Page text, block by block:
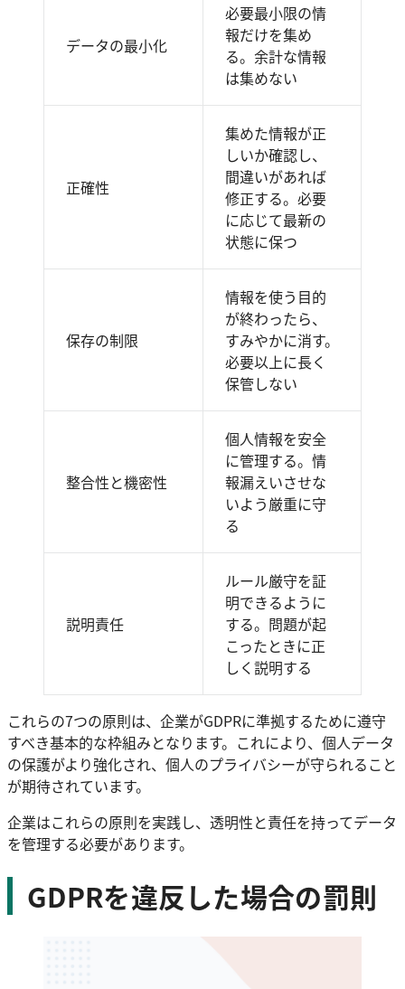
データの最小化
必要最小限の情
報だけを集め
る。余計な情報
は集めない
正確性
集めた情報が正
しいか確認し、
間違いがあれば
修正する。必要
に応じて最新の
状態に保つ
保存の制限
情報を使う目的
が終わったら、
すみやかに消す。
必要以上に長く
保管しない
整合性と機密性
個人情報を安全
に管理する。情
報漏えいさせな
いよう厳重に守
る
説明責任
ルール厳守を証
明できるように
する。問題が起
こったときに正
しく説明する
これらの7つの原則は、企業がGDPRに準拠するために遵守
すべき基本的な枠組みとなります。これにより、個人データ
の保護がより強化され、個人のプライバシーが守られること
が期待されています。
企業はこれらの原則を実践し、透明性と責任を持ってデータ
を管理する必要があります。
GDPRを違反した場合の罰則